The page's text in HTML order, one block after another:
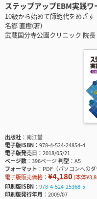
ステップアップEBM実践ワ
10級から始めて師範代をめざす
名郷 直樹(著)
武蔵国分寺公園クリニック 院長
出版社
南江堂
電子版ISBN
978-4-524-24854-4
電子版発売日
2018/05/21
ページ数
396ページ判型
A5
フォーマット
PDF（パソコンへのダ
電子版販売価格： ¥4,180(本体
印刷版ISBN
978-4-524-25368-5
印刷版発行年月
2009/07